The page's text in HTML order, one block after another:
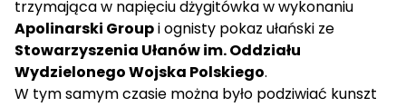
trzymająca w napięciu dżygitówka w wykonaniu
Apolinarski Groupi ognisty pokaz ułański ze
Stowarzyszenia Ułanów im. Oddziału
Wydzielonego Wojska Polskiego.
W tym samym czasie można było podziwiać kunszt